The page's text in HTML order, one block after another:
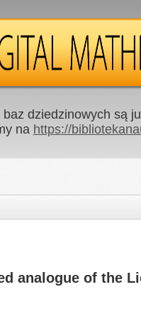
dziedzinowych są
na https://
analogue of the